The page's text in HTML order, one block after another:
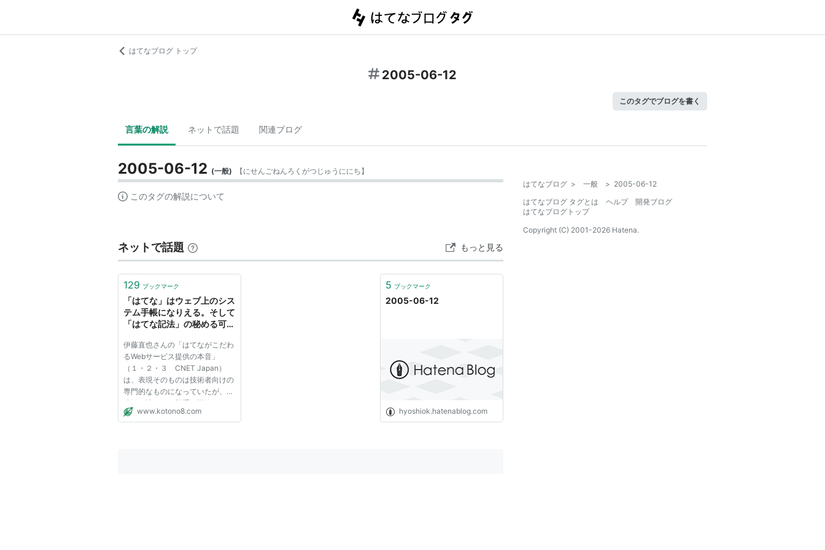
はてなブログ トップ
2005-06-12
このタグでブログを書く
言葉の解説 ネットで話題 関連ブログ
2005-06-12 (一般) 【にせんごねんろくがつじゅうににち】
このタグの解説について
ネットで話題 もっと見る
129 ブックマーク
「はてな」はウェブ上のシス
テム手帳になりえる。そして
「はてな記法」の秘める可能
は]2005/06/12
伊藤直也さんの「はてながこだわ
るWebサービス提供の本音」
（１・２・３ CNET Japan）
は、表現そのものは技術者向けの
専門的なものになっていたが、興
味深く読んだ。勝手に要約する
と、これからのウェブサービスに
www.kotono8.com
5 ブックマーク
2005-06-12
hyoshiok.hatenablog.com
はてなブログ > 一般 > 2005-06-12
はてなブログ タグとは
ヘルプ
開発ブログ
はてなブログトップ
Copyright (C) 2001-2026 Hatena.